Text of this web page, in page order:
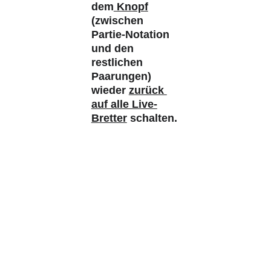
dem Knopf
(zwischen
Partie-Notation
und den
restlichen
Paarungen)
wieder zurück
auf alle Live-
Bretter schalten.